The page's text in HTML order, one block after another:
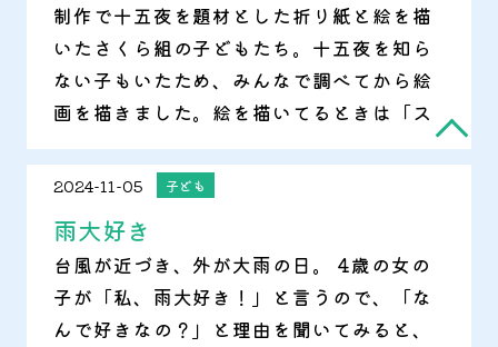
制作で十五夜を題材とした折り紙と絵を描
いたさくら組の子どもたち。十五夜を知ら
ない子もいたため、みんなで調べてから絵
画を描きました。絵を描いてるときは「ス
スキ飾るのだよね」と話していた子どもた
ちでしたが、給食の時に「十五夜にお供え
と、自信満々に「お団子とササキ！」と答
えが返ってきて思わず笑ってしまいまし
た。
2024-11-05 子ども
雨大好き
台風が近づき、外が大雨の日。 4歳の女の
子が「私、雨大好き！」と言うので、「な
んで好きなの？」と理由を聞いてみると、